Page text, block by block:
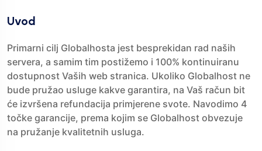
Uvod
Primarni cilj Globalhosta jest besprekidan rad naših
servera, a samim tim postižemo i 100% kontinuiranu
dostupnost Vaših web stranica. Ukoliko Globalhost ne
bude pružao usluge kakve garantira, na Vaš račun bit
će izvršena refundacija primjerene svote. Navodimo 4
točke garancije, prema kojim se Globalhost obvezuje
na pružanje kvalitetnih usluga.